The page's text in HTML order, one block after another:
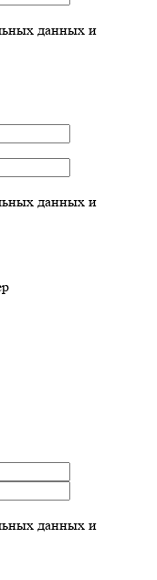
данных и
данных и
данных и